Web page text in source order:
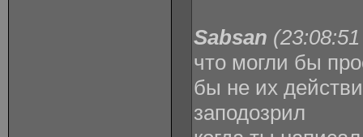
Sabsan
что могли бы
бы не их
заподозрил